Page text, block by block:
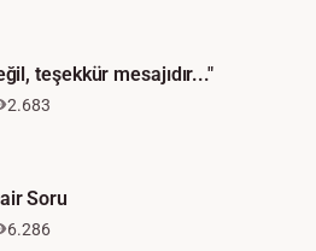
teşekkür mesajıdır..."
2.683
Soru
6.286